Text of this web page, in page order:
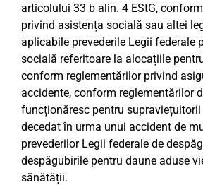
articolului 33 b alin. 4 EStG,
privind asistența socială sau altei
aplicabile prevederile Legii federale
socială referitoare la alocațiile
conform reglementărilor privind
accidente, conform reglementărilor
funcționăresc pentru
decedat în urma unui accident de
prevederilor Legii federale de
despăgubirile pentru daune aduse
sănătății.